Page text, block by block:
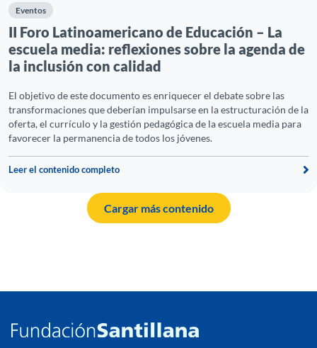
Eventos
II Foro Latinoamericano de Educación – La
escuela media: reflexiones sobre la agenda de
la inclusión con calidad
El objetivo de este documento es enriquecer el debate sobre las
transformaciones que deberían impulsarse en la estructuración de la
oferta, el currículo y la gestión pedagógica de la escuela media para
favorecer la permanencia de todos los jóvenes.
Leer el contenido completo
Cargar más contenido